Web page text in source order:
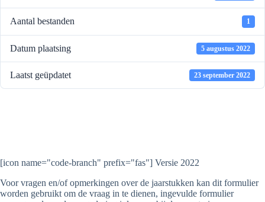
Aantal bestanden 1
Datum plaatsing 5 augustus 2022
Laatst geüpdatet 23 september 2022
[icon name="code-branch" prefix="fas"] Versie 2022
Voor vragen en/of opmerkingen over de jaarstukken kan dit formulier
worden gebruikt om de vraag in te dienen, ingevulde formulier